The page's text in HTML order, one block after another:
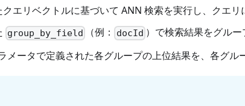
エリベクトルに基づいて ANN 検索を実行し、クエ
group_by_field （例： docId ）で検索結果をグルー
メータで定義された各グループの上位結果を、各グル